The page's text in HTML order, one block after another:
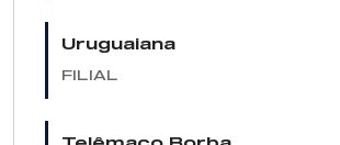
Uruguaiana
FILIAL